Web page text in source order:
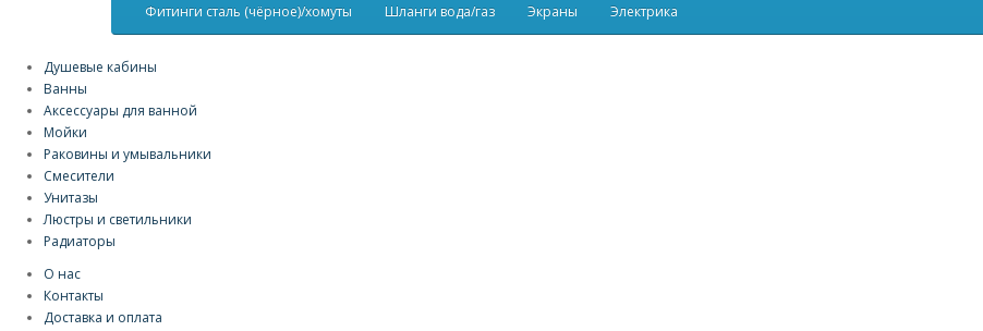
Фитинги сталь (чёрное)/хомуты Шланги вода/газ Экраны Электрика
Душевые кабины
Ванны
Аксессуары для ванной
Мойки
Раковины и умывальники
Смесители
Унитазы
Люстры и светильники
Радиаторы
О нас
Контакты
Доставка и оплата